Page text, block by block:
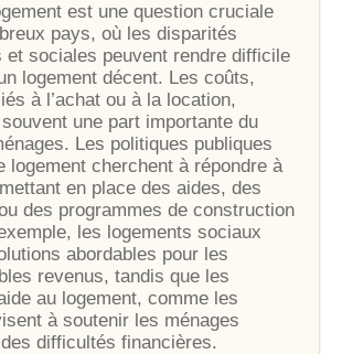
est une question cruciale
pays, où les disparités
et sociales peuvent rendre difficile
logement décent. Les coûts,
à l’achat ou à la location,
une part importante du
Les politiques publiques
logement cherchent à répondre à
en place des aides, des
des programmes de construction
les logements sociaux
abordables pour les
revenus, tandis que les
au logement, comme les
à soutenir les ménages
difficultés financières.